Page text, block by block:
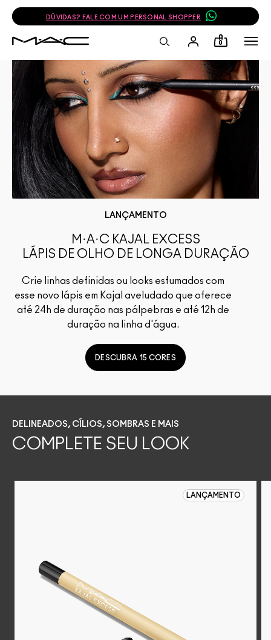
DÚVIDAS? FALE COM UM PERSONAL SHOPPER
0
LANÇAMENTO
M·A·C KAJAL EXCESS
LÁPIS DE OLHO DE LONGA DURAÇÃO
Crie linhas definidas ou looks esfumados com
esse novo lápis em Kajal aveludado que oferece
até 24h de duração nas pálpebras e até 12h de
duração na linha d'água.
DESCUBRA 15 CORES
DELINEADOS, CÍLIOS, SOMBRAS E MAIS
COMPLETE SEU LOOK
LANÇAMENTO